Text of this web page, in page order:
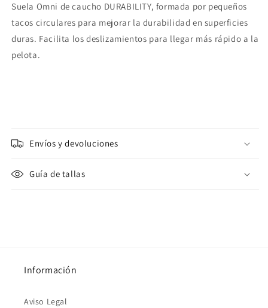
Suela Omni de caucho DURABILITY, formada por pequeños
tacos circulares para mejorar la durabilidad en superficies
duras. Facilita los deslizamientos para llegar más rápido a la
pelota.
Envíos y devoluciones
Guía de tallas
Información
Aviso Legal